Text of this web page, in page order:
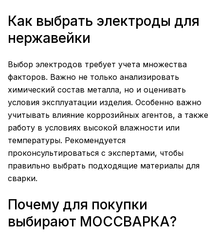
Как выбрать электроды для
нержавейки
Выбор электродов требует учета множества
факторов. Важно не только анализировать
химический состав металла, но и оценивать
условия эксплуатации изделия. Особенно важно
учитывать влияние коррозийных агентов, а также
работу в условиях высокой влажности или
температуры. Рекомендуется
проконсультироваться с экспертами, чтобы
правильно выбрать подходящие материалы для
сварки.
Почему для покупки
выбирают МОССВАРКА?